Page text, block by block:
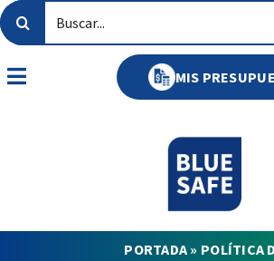
Saltar
al
Buscar:
Toggle
MIS
PORTADA» POLÍTICA